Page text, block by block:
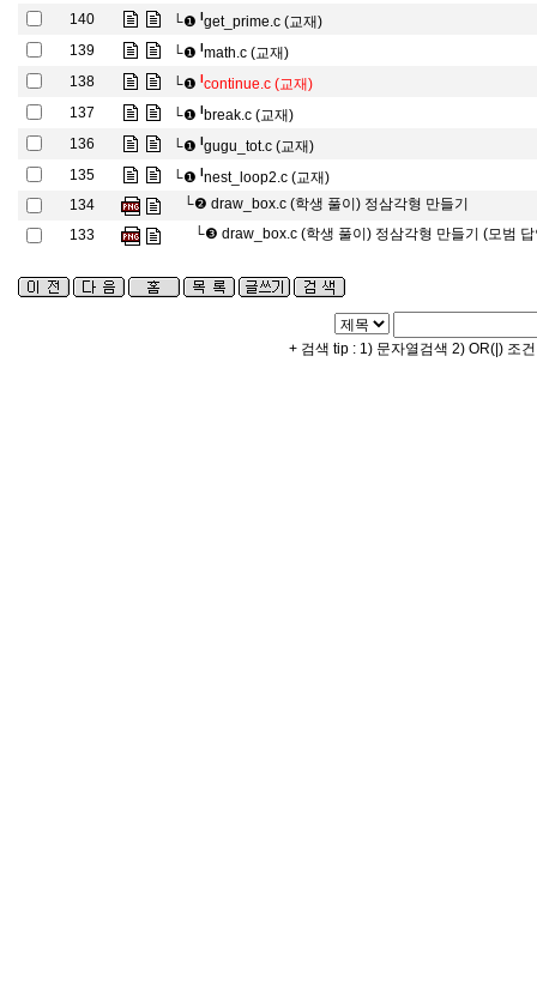
140
└❶ lget_prime.c (교재)
139
└❶ lmath.c (교재)
138
└❶ lcontinue.c (교재)
137
└❶ lbreak.c (교재)
136
└❶ lgugu_tot.c (교재)
135
└❶ lnest_loop2.c (교재)
134
└❷ draw_box.c (학생 풀이) 정삼각형 만들기
133
└❸ draw_box.c (학생 풀이) 정삼각형 만들기 (모범
+ 검색 tip : 1) 문자열검색 2) OR(|) 조